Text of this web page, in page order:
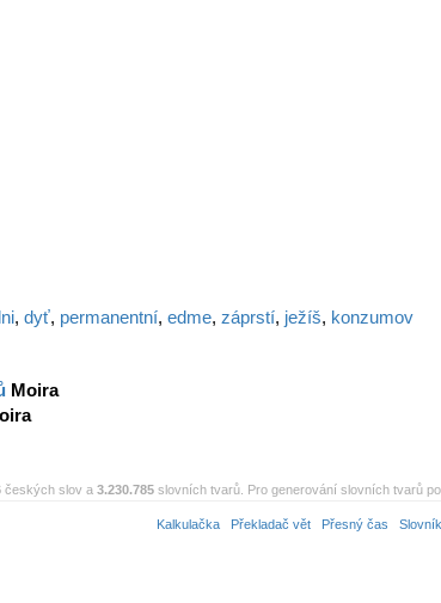
, dyť, permanentní, edme, záprstí, ježíš, konzumov
Moira
českých slov a 3.230.785 slovních tvarů. Pro generování slovních tvarů
Kalkulačka Překladač vět Přesný čas